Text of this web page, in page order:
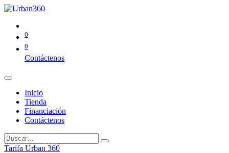
0
0
Contáctenos
Inicio
Tienda
Financiación
Contáctenos
Tarifa Urban 360